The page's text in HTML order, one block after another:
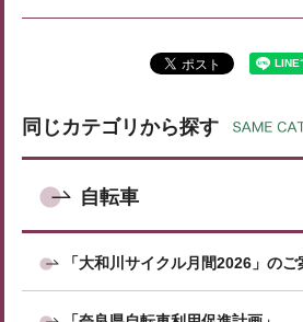
同じカテゴリから探す
自転車
「大和川サイクル月間2026」のご